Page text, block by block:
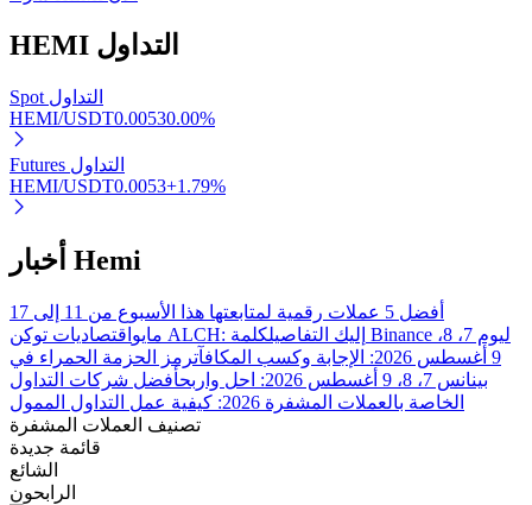
خدمة الاقتراض المدعومة بالعملات المشفرة
الاستثمار التلقائي
HEMI التداول
Spot التداول
HEMI/USDT0.00530.00%
Futures التداول
HEMI/USDT0.0053+1.79%
أخبار Hemi
أفضل 5 عملات رقمية لمتابعتها هذا الأسبوع من 11 إلى 17
مايو
اقتصاديات توكن ALCH: إليك التفاصيلكلمة Binance ليوم 7، 8،
9 أغسطس 2026: الإجابة وكسب المكافآت
رمز الحزمة الحمراء في
بينانس 7، 8، 9 أغسطس 2026: احل واربح
أفضل شركات التداول
الخاصة بالعملات المشفرة 2026: كيفية عمل التداول الممول
تصنيف العملات المشفرة
قائمة جديدة
الشائع
الرابحون